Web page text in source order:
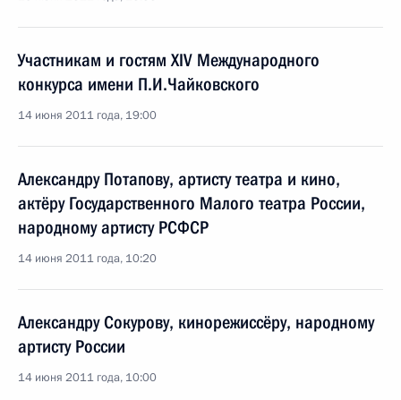
Участникам и гостям XIV Международного
конкурса имени П.И.Чайковского
14 июня 2011 года, 19:00
Александру Потапову, артисту театра и кино,
актёру Государственного Малого театра России,
народному артисту РСФСР
14 июня 2011 года, 10:20
Александру Сокурову, кинорежиссёру, народному
артисту России
14 июня 2011 года, 10:00